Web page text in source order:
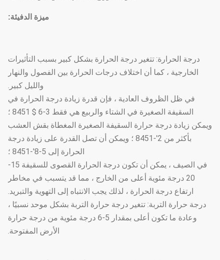
ميزة الدفيئة:
درجة الحرارة: تتغير درجة الحرارة بشكل كبير بسبب التأثيرات
الخارجية ، كما أن اختلاف درجات الحرارة بين الفصول والنهار
والليل كبير.
في ظل الظروف العادية ، فإن قدرة زيادة درجة الحرارة في
السقيفة الصغيرة في الشتاء والربيع هي فقط 3-6 $ 8451 ؛
ويمكن زيادة درجة حرارة السقيفة الصغيرة المغطاة بقش العشب
بأكثر من 2'-8451 ؛ ويمكن أن تصل القدرة على زيادة درجة
الحرارة إلى 5-8'-8451 ؛
في الصيف ، يمكن أن تكون درجة الحرارة القصوى للسقيفة 15-
20 درجة مئوية أعلى من الخارج ، مما قد يتسبب في مخاطر
ارتفاع درجة الحرارة ، لذلك يجب الانتباه إلى التهوية والتبريد.
درجة حرارة التربة: تتغير درجة حرارة التربة بشكل موحد نسبيًا ،
وعادة ما تكون أعلى بمقدار 5-6 درجة مئوية من درجة حرارة
الأرض المفتوحة.